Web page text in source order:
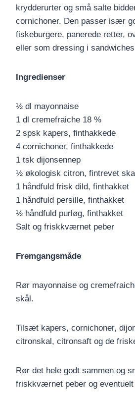
krydderurter og små salte
cornichoner. Den passer især
fiskeburgere, panerede retter,
eller som dressing i
Ingredienser
½ dl mayonnaise
1 dl cremefraiche 18 %
2 spsk kapers, finthakkede
4 cornichoner, finthakkede
1 tsk dijonsennep
½ økologisk citron, fintrevet
1 håndfuld frisk dild, finthakket
1 håndfuld persille, finthakket
½ håndfuld purløg, finthakket
Salt og friskkværnet peber
Fremgangsmåde
Rør mayonnaise og
skål.
Tilsæt kapers, cornichoner,
citronskal, citronsaft og de
Rør det hele godt sammen og
friskkværnet peber og